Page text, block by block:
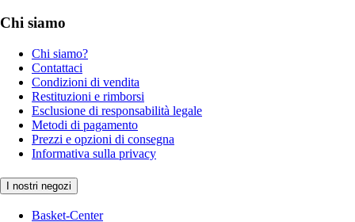
Chi siamo
Chi siamo?
Contattaci
Condizioni di vendita
Restituzioni e rimborsi
Esclusione di responsabilità legale
Metodi di pagamento
Prezzi e opzioni di consegna
Informativa sulla privacy
I nostri negozi
Basket-Center